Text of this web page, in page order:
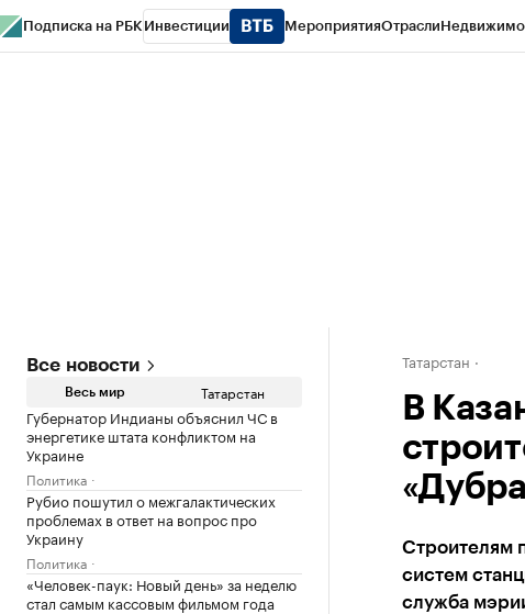
Подписка на РБК Инвестиции МероприятияОтрасли
Все новости
Весь мир Татарстан
Губернатор Индианы объяснил ЧС в
энергетике штата конфликтом на
Украине
Политика
Рубио пошутил о межгалактических
проблемах в ответ на вопрос про
Украину
Политика
«Человек-паук: Новый день» за неделю
стал самым кассовым фильмом года
Татарстан
В
Строителям
систем
служба